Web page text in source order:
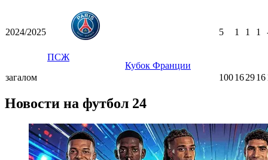
2024/2025
ПСЖ
Кубок Франции
5 1 1 1
загалом 100162916
Новости на футбол 24